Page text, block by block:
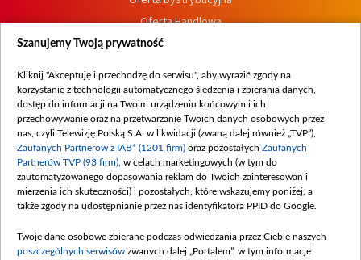
Oferta Handlowa
Dostępność
Procedura zgłoszeń wewnętrznych
Szanujemy Twoją prywatność
Kliknij "Akceptuję i przechodzę do serwisu", aby wyrazić zgody na
korzystanie z technologii automatycznego śledzenia i zbierania danych,
dostęp do informacji na Twoim urządzeniu końcowym i ich
przechowywanie oraz na przetwarzanie Twoich danych osobowych przez
nas, czyli Telewizję Polską S.A. w likwidacji (zwaną dalej również „TVP”),
Zaufanych Partnerów z IAB* (1201 firm) oraz pozostałych Zaufanych
Partnerów TVP (93 firm) , w celach marketingowych (w tym do
zautomatyzowanego dopasowania reklam do Twoich zainteresowań i
mierzenia ich skuteczności) i pozostałych, które wskazujemy poniżej, a
także zgody na udostępnianie przez nas identyfikatora PPID do Google.
Twoje dane osobowe zbierane podczas odwiedzania przez Ciebie naszych
poszczególnych serwisów zwanych dalej „Portalem”, w tym informacje